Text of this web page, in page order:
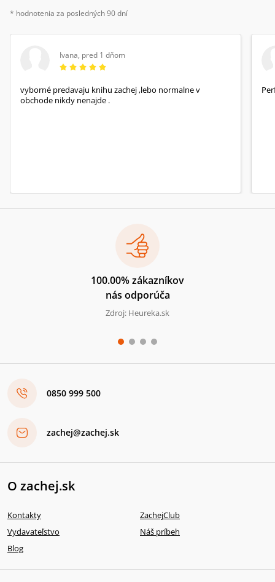
* hodnotenia za posledných 90 dní
Ivana, pred 1 dňom
vyborné predavaju knihu zachej ,lebo normalne v
obchode nikdy nenajde .
100.00% zákazníkov
nás odporúča
Zdroj: Heureka.sk
0850 999 500
zachej@zachej.sk
O zachej.sk
Kontakty
ZachejClub
Vydavateľstvo
Náš príbeh
Blog